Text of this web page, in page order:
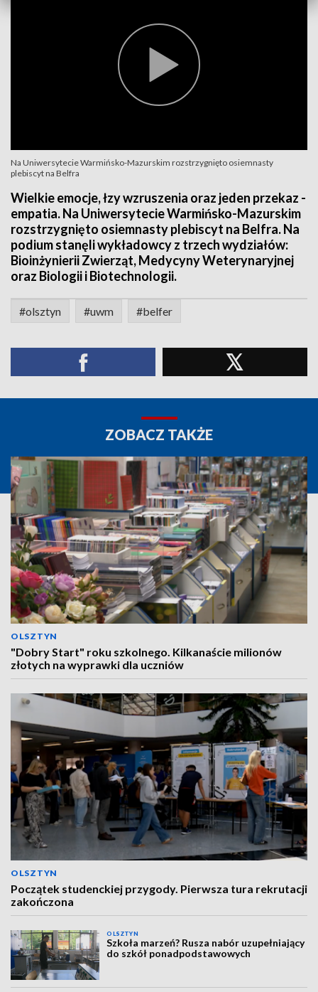
Na Uniwersytecie Warmińsko-Mazurskim rozstrzygnięto osiemnasty
plebiscyt na Belfra
Wielkie emocje, łzy wzruszenia oraz jeden przekaz -
empatia. Na Uniwersytecie Warmińsko-Mazurskim
rozstrzygnięto osiemnasty plebiscyt na Belfra. Na
podium stanęli wykładowcy z trzech wydziałów:
Bioinżynierii Zwierząt, Medycyny Weterynaryjnej
oraz Biologii i Biotechnologii.
#olsztyn #uwm #belfer
ZOBACZ TAKŻE
OLSZTYN
"Dobry Start" roku szkolnego. Kilkanaście milionów
złotych na wyprawki dla uczniów
OLSZTYN
Początek studenckiej przygody. Pierwsza tura rekrutacji
zakończona
OLSZTYN
Szkoła marzeń? Rusza nabór uzupełniający
do szkół ponadpodstawowych